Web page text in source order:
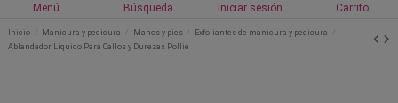
Menú Búsqueda Iniciar sesión Carrito
Inicio Manicura y pedicura Manos y pies
Exfoliantes de manicura y pedicura
Ablandador Líquido Para Callos y Durezas Pollie